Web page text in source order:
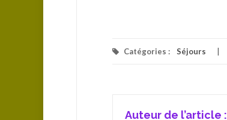
Catégories : Séjours
Auteur de l’article :